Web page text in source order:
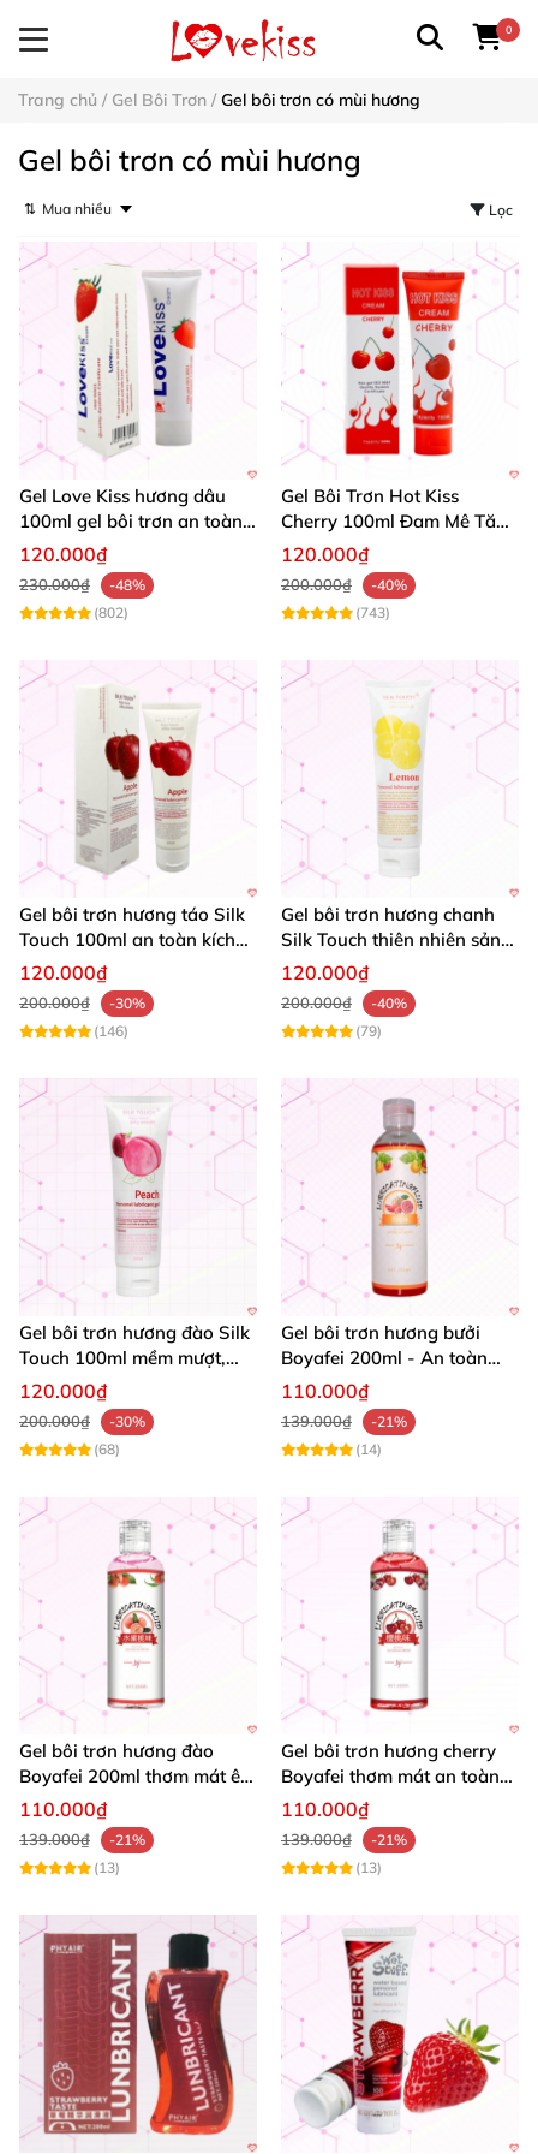
0
Trang chủ / Gel Bôi Trơn / Gel bôi trơn có mùi hương
Gel bôi trơn có mùi hương
⇅ Lọc
Gel Love Kiss hương dâu
100ml gel bôi trơn an toàn
tăng khoái cảm
120.000₫
230.000₫
-48%
(802)
Gel Bôi Trơn Hot Kiss
Cherry 100ml Đam Mê Tăng
Khoái Cảm
120.000₫
200.000₫
-40%
(743)
Gel bôi trơn hương táo Silk
Touch 100ml an toàn kích
thích yêu
120.000₫
200.000₫
-30%
(146)
Gel bôi trơn hương chanh
Silk Touch thiên nhiên sảng
khoái 100ml
120.000₫
200.000₫
-40%
(79)
Gel bôi trơn hương đào Silk
Touch 100ml mềm mượt,
quyến rũ
120.000₫
200.000₫
-30%
(68)
Gel bôi trơn hương bưởi
Boyafei 200ml - An toàn
mượt mà dễ dùng
110.000₫
139.000₫
-21%
(14)
Gel bôi trơn hương đào
Boyafei 200ml thơm mát êm
dịu an toàn
110.000₫
139.000₫
-21%
(13)
Gel bôi trơn hương cherry
Boyafei thơm mát an toàn
200ml
110.000₫
139.000₫
-21%
(13)